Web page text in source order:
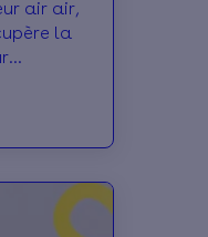
air air,
la